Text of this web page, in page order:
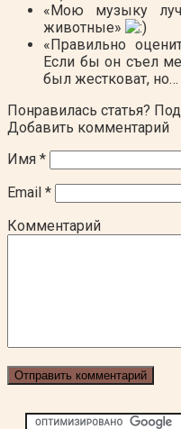
«Мою музыку
животные»
«Правильно
Если бы он съел
был жестковат,
Понравилась статья?
Добавить комментарий
Имя *
Email *
Комментарий